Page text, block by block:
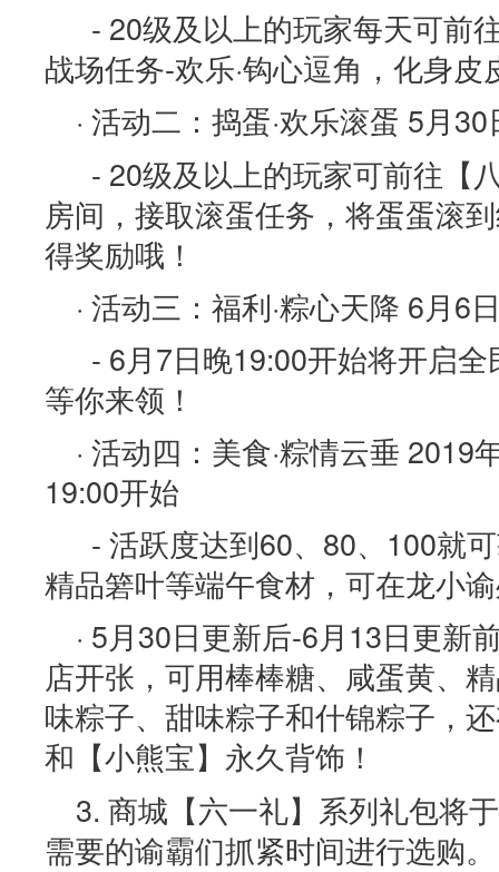
- 20级及以上的玩家每天可前
战场任务-欢乐·钩心逗角，化身
· 活动二：捣蛋·欢乐滚蛋 5月
- 20级及以上的玩家可前往【
房间，接取滚蛋任务，将蛋蛋滚
得奖励哦！
· 活动三：福利·粽心天降 6月6
- 6月7日晚19:00开始将开启
等你来领！
· 活动四：美食·粽情云垂 2019
19:00开始
- 活跃度达到60、80、100就
精品箬叶等端午食材，可在龙小
· 5月30日更新后-6月13日更新
店开张，可用棒棒糖、咸蛋黄、
味粽子、甜味粽子和什锦粽子，
和【小熊宝】永久背饰！
3. 商城【六一礼】系列礼包将
需要的谕霸们抓紧时间进行选购。